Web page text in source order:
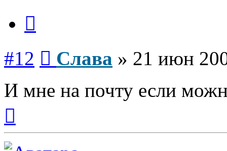
#12 Слава » 21 июн
И мне на почту если
началу